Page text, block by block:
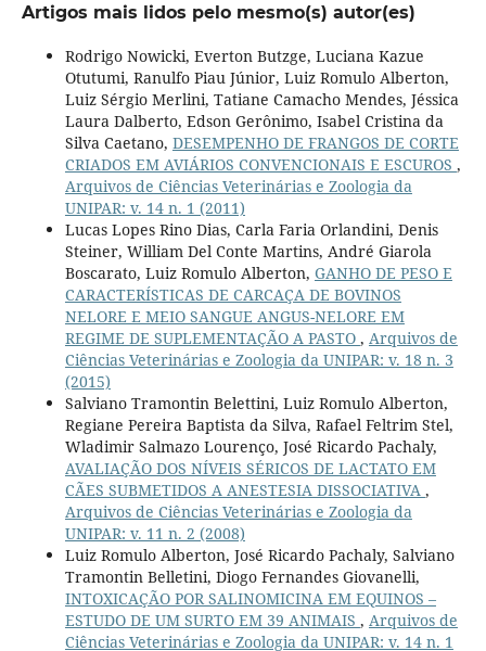
Artigos mais lidos pelo mesmo(s) autor(es)
Rodrigo Nowicki, Everton Butzge, Luciana Kazue
Otutumi, Ranulfo Piau Júnior, Luiz Romulo Alberton,
Luiz Sérgio Merlini, Tatiane Camacho Mendes, Jéssica
Laura Dalberto, Edson Gerônimo, Isabel Cristina da
Silva Caetano, DESEMPENHO DE FRANGOS DE CORTE
CRIADOS EM AVIÁRIOS CONVENCIONAIS E ESCUROS ,
Arquivos de Ciências Veterinárias e Zoologia da
UNIPAR: v. 14 n. 1 (2011)
Lucas Lopes Rino Dias, Carla Faria Orlandini, Denis
Steiner, William Del Conte Martins, André Giarola
Boscarato, Luiz Romulo Alberton, GANHO DE PESO E
CARACTERÍSTICAS DE CARCAÇA DE BOVINOS
NELORE E MEIO SANGUE ANGUS-NELORE EM
REGIME DE SUPLEMENTAÇÃO A PASTO , Arquivos de
Ciências Veterinárias e Zoologia da UNIPAR: v. 18 n. 3
(2015)
Salviano Tramontin Belettini, Luiz Romulo Alberton,
Regiane Pereira Baptista da Silva, Rafael Feltrim Stel,
Wladimir Salmazo Lourenço, José Ricardo Pachaly,
AVALIAÇÃO DOS NÍVEIS SÉRICOS DE LACTATO EM
CÃES SUBMETIDOS A ANESTESIA DISSOCIATIVA ,
Arquivos de Ciências Veterinárias e Zoologia da
UNIPAR: v. 11 n. 2 (2008)
Luiz Romulo Alberton, José Ricardo Pachaly, Salviano
Tramontin Belletini, Diogo Fernandes Giovanelli,
INTOXICAÇÃO POR SALINOMICINA EM EQUINOS –
ESTUDO DE UM SURTO EM 39 ANIMAIS , Arquivos de
Ciências Veterinárias e Zoologia da UNIPAR: v. 14 n. 1